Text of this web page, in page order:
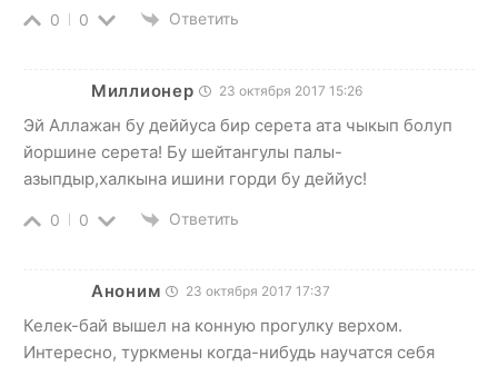
0 0 Ответить
Миллионер 23 октября 2017 15:26
Эй Аллажан бу деййуса бир серета ата чыкып болуп
йоршине серета! Бу шейтангулы палы-
азыпдыр,халкына ишини горди бу деййус!
0 0 Ответить
Аноним 23 октября 2017 17:37
Келек-бай вышел на конную прогулку верхом.
Интересно, туркмены когда-нибудь научатся себя